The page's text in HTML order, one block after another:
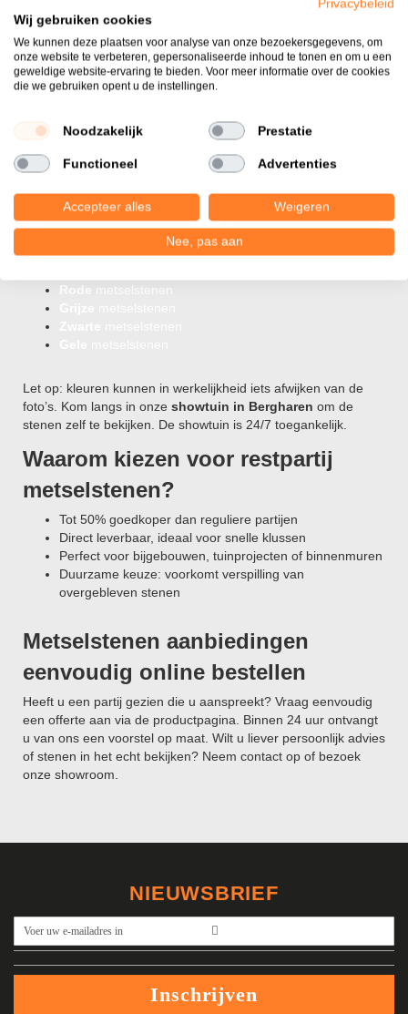
Metselstenen aanbiedingen in
waalformaat
Het populairewaalformaat(ca. 210 x 100 x 50 mm) is ook
Nederlandse woningbouw en past in vrijwel elk metselverband.
populaire kleuren
Ook in onze restpartijen vindt u gevelstenen in uiteenlopende
Rode metselstenen
Let op: kleuren kunnen in werkelijkheid iets afwijken van de
foto’s. Kom langs in onze showtuin in Bergharen om de
stenen zelf te bekijken. De showtuin is 24/7 toegankelijk.
Waarom kiezen voor restpartij
metselstenen?
Tot 50% goedkoper dan reguliere partijen
Direct leverbaar, ideaal voor snelle klussen
Perfect voor bijgebouwen, tuinprojecten of binnenmuren
Duurzame keuze: voorkomt verspilling van
overgebleven stenen
Metselstenen aanbiedingen
eenvoudig online bestellen
Heeft u een partij gezien die u aanspreekt? Vraag eenvoudig
een offerte aan via de productpagina. Binnen 24 uur ontvangt
u van ons een voorstel op maat. Wilt u liever persoonlijk advies
of stenen in het echt bekijken? Neem contact op of bezoek
onze showroom.
NIEUWSBRIEF
Abonneer
u
onze
nieuwsbrief
Inschrijven
Privacybeleid
Wij gebruiken cookies
We kunnen deze plaatsen voor analyse van onze bezoekersgegevens, om
onze website te verbeteren, gepersonaliseerde inhoud te tonen en om u een
geweldige website-ervaring te bieden. Voor meer informatie over de cookies
die we gebruiken opent u de instellingen.
Noodzakelijk Prestatie
Functioneel Advertenties
Accepteer alles Weigeren
Nee, pas aan